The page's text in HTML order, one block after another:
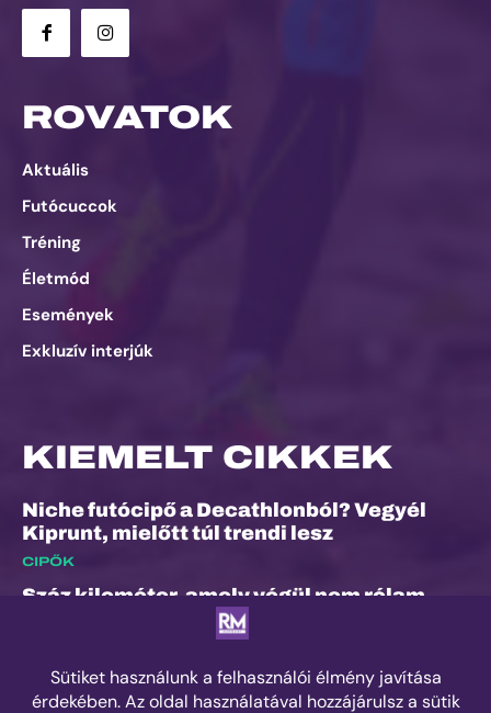
ROVATOK
Aktuális
Futócuccok
Tréning
Életmód
Események
Exkluzív interjúk
KIEMELT CIKKEK
Niche futócipő a Decathlonból? Vegyél
Kiprunt, mielőtt túl trendi lesz
CIPŐK
Száz kilométer, amely végül nem rólam
Kilian Jornet hiánya sem törheti meg a
Sierre-Zinal varázsát, izgalmas verseny